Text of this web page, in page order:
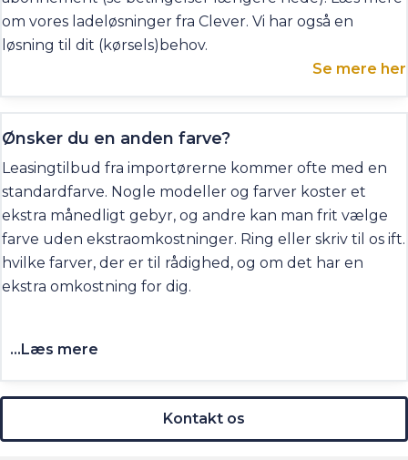
om vores ladeløsninger fra Clever. Vi har også en
løsning til dit (kørsels)behov.
Se mere her
Ønsker du en anden farve?
Leasingtilbud fra importørerne kommer ofte med en
standardfarve. Nogle modeller og farver koster et
ekstra månedligt gebyr, og andre kan man frit vælge
farve uden ekstraomkostninger. Ring eller skriv til os ift.
hvilke farver, der er til rådighed, og om det har en
ekstra omkostning for dig.
...Læs mere
Kontakt os